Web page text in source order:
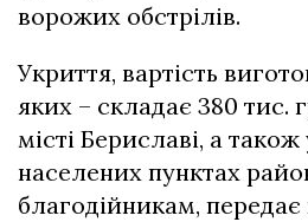
ворожих обстрілів.
Укриття, вартість
яких – складає 380 тис.
місті Бериславі, а також
населених пунктах
благодійникам,